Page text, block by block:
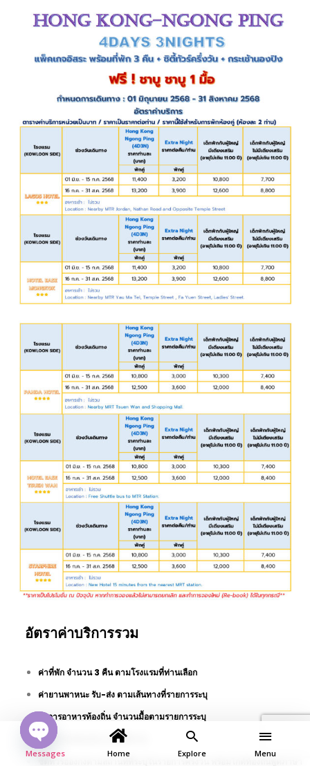
อัตราค่าบริการรวม
ค่าที่พัก จำนวน 3 คืน ตามโรงแรมที่ท่านเลือก
ค่ายานพาหนะ รับ-ส่ง ตามเส้นทางที่รายการระบุ
บริการอาหารท้องถิ่น จำนวนมื้อตามรายการระบุ
บริการไกด์ท้องถิ่น (วันซิตี้ทัวร์)
ซิตี้ทัวร์ฮ่องกงตามสถานที่ที่ระบุในรายการครึ่งวัน พร้อมไกด์ท้องถิ่นพูดภาษา
Messages Home Explore Menu
Open
chaty